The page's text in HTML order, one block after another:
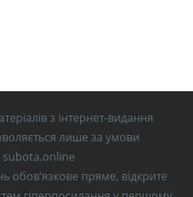
з інтернет-видання
лише за умови
subota.online
обов’язкове пряме, відкрите